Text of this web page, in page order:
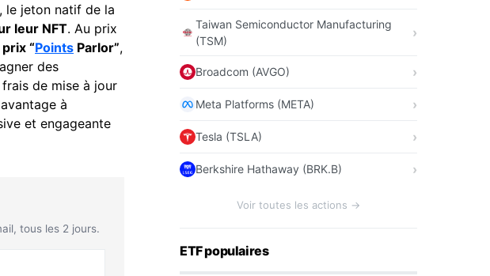
, le jeton natif de la
leur NFT. Au prix
“Points Parlor”,
des
de mise à jour
à
et engageante
tous les 2 jours.
Taiwan Semiconductor Manufacturing
(TSM)
Broadcom (AVGO)
Meta Platforms (META)
Tesla (TSLA)
Berkshire Hathaway (BRK.B)
Voir toutes les actions →
ETF populaires